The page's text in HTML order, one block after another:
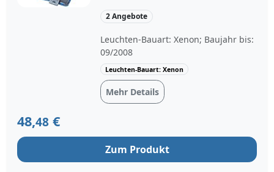
PORSCHE VOLVO BMW
30744459 63126948180
99161832303
2 Angebote
Leuchten-Bauart: Xenon; Baujahr bis:
09/2008
Leuchten-Bauart: Xenon
Mehr Details
48,48 €
Zum Produkt